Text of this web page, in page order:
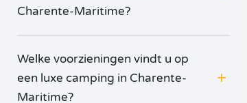
Charente-Maritime?
Welke voorzieningen vindt u op
een luxe camping in Charente-
Maritime?